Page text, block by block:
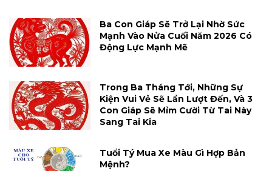
Ba Con Giáp Sẽ Trở Lại Nhờ Sức
Mạnh Vào Nửa Cuối Năm 2026 Có
Động Lực Mạnh Mẽ
Trong Ba Tháng Tới, Những Sự
Kiện Vui Vẻ Sẽ Lần Lượt Đến, Và 3
Con Giáp Sẽ Mỉm Cười Từ Tai Này
Sang Tai Kia
Tuổi Tý Mua Xe Màu Gì Hợp Bản
Mệnh?